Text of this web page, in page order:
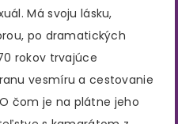
Má svoju lásku,
po dramatických
rokov trvajúce
vesmíru a cestovanie
čom je na plátne jeho